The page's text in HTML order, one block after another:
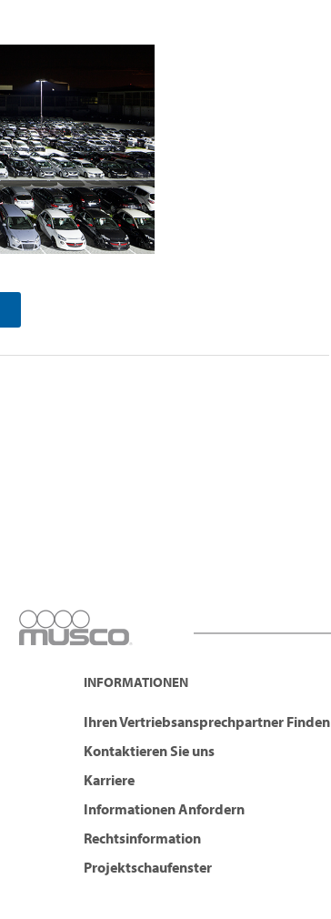
INFORMATIONEN
Ihren Vertriebsansprechpartner Finden
Kontaktieren Sie uns
Karriere
Informationen Anfordern
Rechtsinformation
Projektschaufenster